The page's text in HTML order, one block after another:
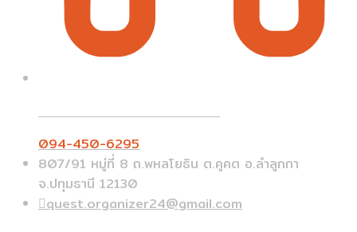
094-450-6295
807/91 หมู่ที่ 8 ถ.พหลโยธิน ต.คูคต อ.ลำลูกกา
จ.ปทุมธานี 12130
quest.organizer24@gmail.com